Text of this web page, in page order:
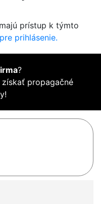
prístup k týmto
prihlásenie.
?
propagačné